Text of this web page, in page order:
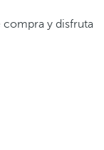
compra y disfruta